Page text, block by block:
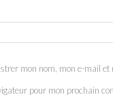
mon nom, mon e-mail et
pour mon prochain